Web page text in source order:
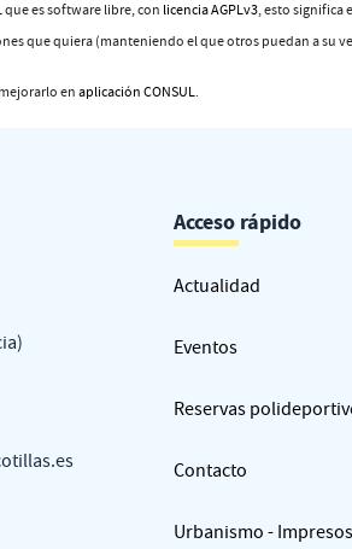
que es software libre, con licencia AGPLv3, esto significa
que quiera (manteniendo el que otros puedan a su
enaplicación CONSUL.
Acceso rápido
Actualidad
Eventos
Reservas
Contacto
Urbanismo -